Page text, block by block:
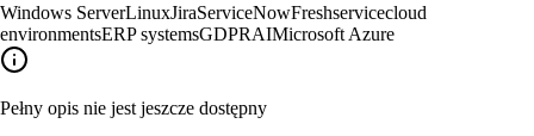
Windows ServerLinuxJiraServiceNowFreshservicecloud
environmentsERP systemsGDPRAIMicrosoft Azure
Pełny opis nie jest jeszcze dostępny